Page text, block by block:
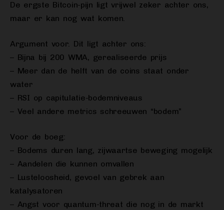
De ergste Bitcoin-pijn ligt vrijwel zeker achter ons,
maar er kan nog wat komen.
Argument voor. Dit ligt achter ons:
– Bijna bij 200 WMA, gerealiseerde prijs
– Meer dan de helft van de coins staat onder
water
– RSI op capitulatie-bodemniveaus
– Veel andere metrics schreeuwen “bodem”
Voor de boeg:
– Bodems duren lang, zijwaartse beweging mogelijk
– Aandelen die kunnen omvallen
– Lusteloosheid, gevoel van gebrek aan
katalysatoren
– Angst voor quantum-threat die nog in de markt